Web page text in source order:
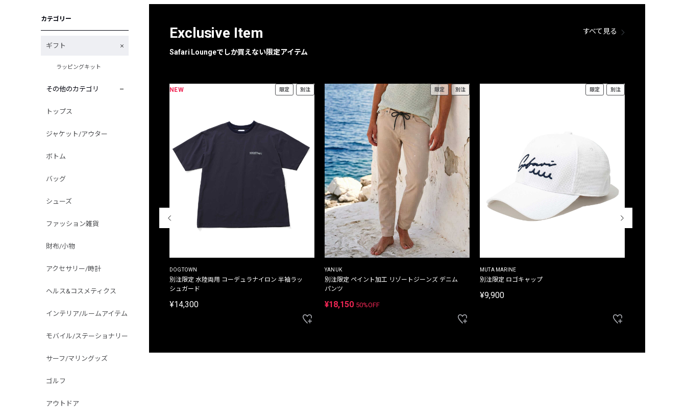
フォーカスブランド
カテゴリー
ギフト
ラッピングキット
その他のカテゴリ
トップス
ジャケット/アウター
ボトム
バッグ
シューズ
ファッション雑貨
財布/小物
アクセサリー/時計
ヘルス&コスメティクス
インテリア/ルームアイテム
モバイル/ステーショナリー
サーフ/マリングッズ
ゴルフ
アウトドア
Exclusive Item
Safari Loungeでしか買えない限定アイテム
すべて見る
THE DUFFER OF ST.GEORGE
プリントTシャツ
NEW 限定 別注
DOGTOWN
別注限定 水陸両用 コーデュラナイロン 半袖ラッ
シュガード
¥14,300
限定 別注
YANUK
別注限定 ペイント加工 リゾートジーンズ デニム
パンツ
¥18,150 50%OFF
限定 別注
MUTA MARINE
別注限定 ロゴキャップ
¥9,900